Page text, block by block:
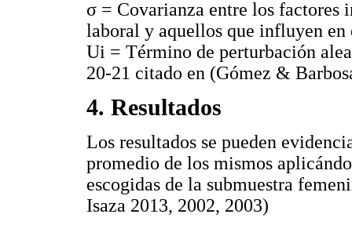
σ = Covarianza entre los factores
laboral y aquellos que influyen en
Ui = Término de perturbación
20-21 citado en (Gómez &
4. Resultados
Los resultados se pueden
promedio de los mismos
escogidas de la submuestra
Isaza 2013, 2002, 2003)